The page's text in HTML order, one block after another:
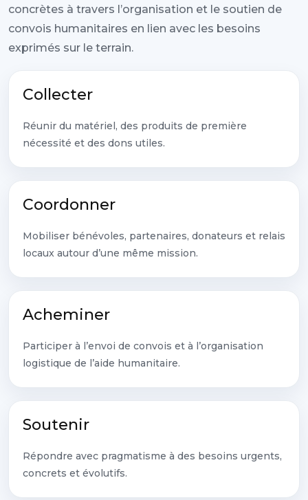
concrètes à travers l’organisation et le soutien de
convois humanitaires en lien avec les besoins
exprimés sur le terrain.
Collecter
Réunir du matériel, des produits de première
nécessité et des dons utiles.
Coordonner
Mobiliser bénévoles, partenaires, donateurs et relais
locaux autour d’une même mission.
Acheminer
Participer à l’envoi de convois et à l’organisation
logistique de l’aide humanitaire.
Soutenir
Répondre avec pragmatisme à des besoins urgents,
concrets et évolutifs.